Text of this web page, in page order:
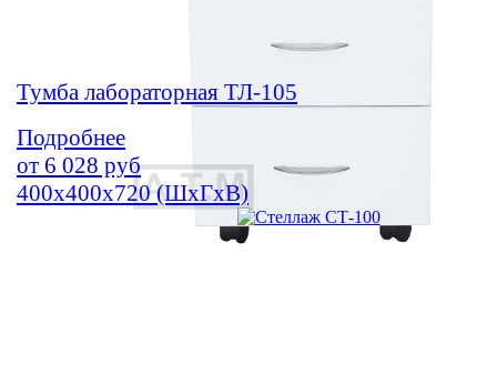
Тумба лабораторная ТЛ-105
Подробнее
от 6 028 руб
400х400х720 (ШхГхВ)